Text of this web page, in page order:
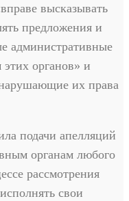
высказывать
предложения и
административные
органов» и
их права
подачи апелляций
органам любого
рассмотрения
свои